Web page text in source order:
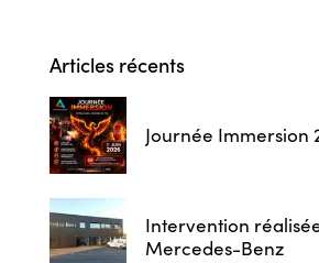
Articles récents
Journée Immersion
Intervention
Mercedes-Benz